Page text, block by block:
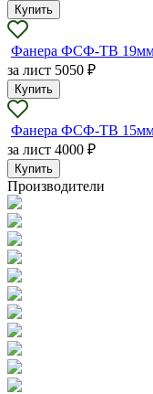
Купить
Фанера ФСФ-ТВ 19мм
за лист 5050 ₽
Купить
Фанера ФСФ-ТВ 15мм
за лист 4000 ₽
Купить
Производители